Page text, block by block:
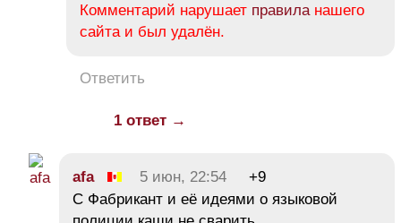
Комментарий нарушает правила нашего
сайта и был удалён.
Ответить
1 ответ →
afa 5 июн, 22:54
+9
С Фабрикант и её идеями о языковой